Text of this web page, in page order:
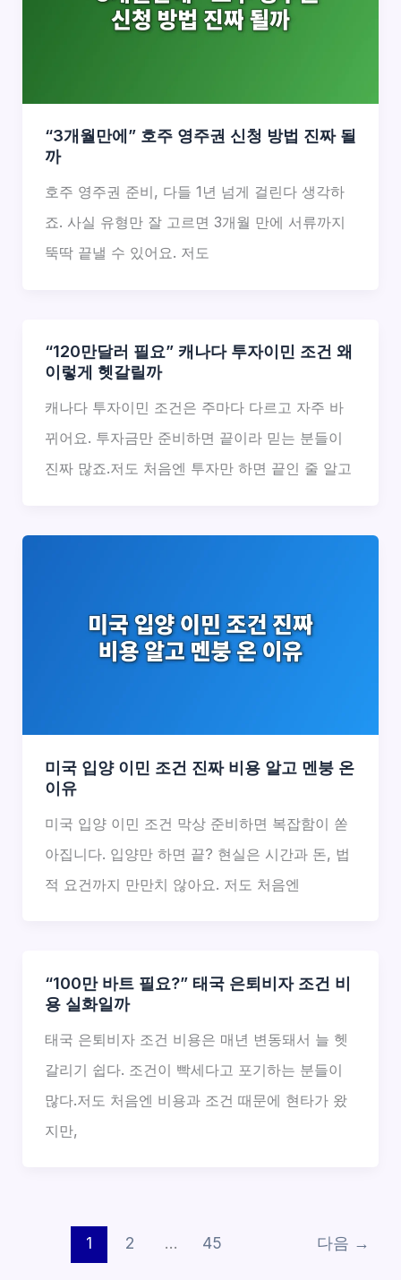
“3개월만에” 호주 영주권 신청 방법 진짜 될
까
호주 영주권 준비, 다들 1년 넘게 걸린다 생각하
죠. 사실 유형만 잘 고르면 3개월 만에 서류까지
뚝딱 끝낼 수 있어요. 저도
“120만달러 필요” 캐나다 투자이민 조건 왜
이렇게 헷갈릴까
캐나다 투자이민 조건은 주마다 다르고 자주 바
뀌어요. 투자금만 준비하면 끝이라 믿는 분들이
진짜 많죠.저도 처음엔 투자만 하면 끝인 줄 알고
미국 입양 이민 조건 진짜 비용 알고 멘붕 온
이유
미국 입양 이민 조건 막상 준비하면 복잡함이 쏟
아집니다. 입양만 하면 끝? 현실은 시간과 돈, 법
적 요건까지 만만치 않아요. 저도 처음엔
“100만 바트 필요?” 태국 은퇴비자 조건 비
용 실화일까
태국 은퇴비자 조건 비용은 매년 변동돼서 늘 헷
갈리기 쉽다. 조건이 빡세다고 포기하는 분들이
많다.저도 처음엔 비용과 조건 때문에 현타가 왔
지만,
1 2 … 45 다음 →